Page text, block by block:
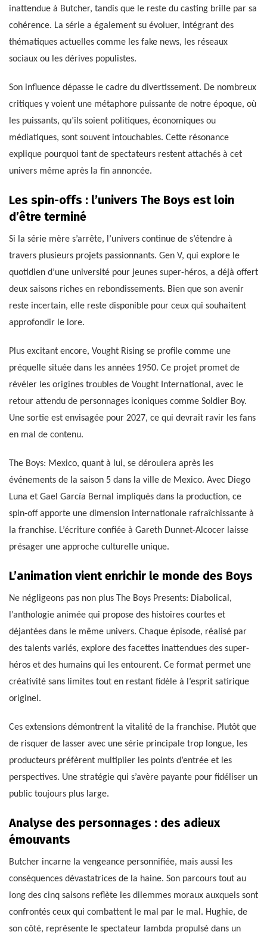
inattendue à Butcher, tandis que le reste du casting brille par sa
cohérence. La série a également su évoluer, intégrant des
thématiques actuelles comme les fake news, les réseaux
sociaux ou les dérives populistes.
Son influence dépasse le cadre du divertissement. De nombreux
critiques y voient une métaphore puissante de notre époque, où
les puissants, qu’ils soient politiques, économiques ou
médiatiques, sont souvent intouchables. Cette résonance
explique pourquoi tant de spectateurs restent attachés à cet
univers même après la fin annoncée.
Les spin-offs : l’univers The Boys est loin
d’être terminé
Si la série mère s’arrête, l’univers continue de s’étendre à
travers plusieurs projets passionnants. Gen V, qui explore le
quotidien d’une université pour jeunes super-héros, a déjà offert
deux saisons riches en rebondissements. Bien que son avenir
reste incertain, elle reste disponible pour ceux qui souhaitent
approfondir le lore.
Plus excitant encore, Vought Rising se profile comme une
préquelle située dans les années 1950. Ce projet promet de
révéler les origines troubles de Vought International, avec le
retour attendu de personnages iconiques comme Soldier Boy.
Une sortie est envisagée pour 2027, ce qui devrait ravir les fans
en mal de contenu.
The Boys: Mexico, quant à lui, se déroulera après les
événements de la saison 5 dans la ville de Mexico. Avec Diego
Luna et Gael García Bernal impliqués dans la production, ce
spin-off apporte une dimension internationale rafraîchissante à
la franchise. L’écriture confiée à Gareth Dunnet-Alcocer laisse
présager une approche culturelle unique.
L’animation vient enrichir le monde des Boys
Ne négligeons pas non plus The Boys Presents: Diabolical,
l’anthologie animée qui propose des histoires courtes et
déjantées dans le même univers. Chaque épisode, réalisé par
des talents variés, explore des facettes inattendues des super-
héros et des humains qui les entourent. Ce format permet une
créativité sans limites tout en restant fidèle à l’esprit satirique
originel.
Ces extensions démontrent la vitalité de la franchise. Plutôt que
de risquer de lasser avec une série principale trop longue, les
producteurs préfèrent multiplier les points d’entrée et les
perspectives. Une stratégie qui s’avère payante pour fidéliser un
public toujours plus large.
Analyse des personnages : des adieux
émouvants
Butcher incarne la vengeance personnifiée, mais aussi les
conséquences dévastatrices de la haine. Son parcours tout au
long des cinq saisons reflète les dilemmes moraux auxquels sont
confrontés ceux qui combattent le mal par le mal. Hughie, de
son côté, représente le spectateur lambda propulsé dans un